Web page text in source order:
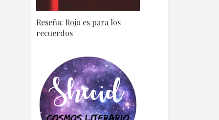
Reseña: Rojo es para los
recuerdos